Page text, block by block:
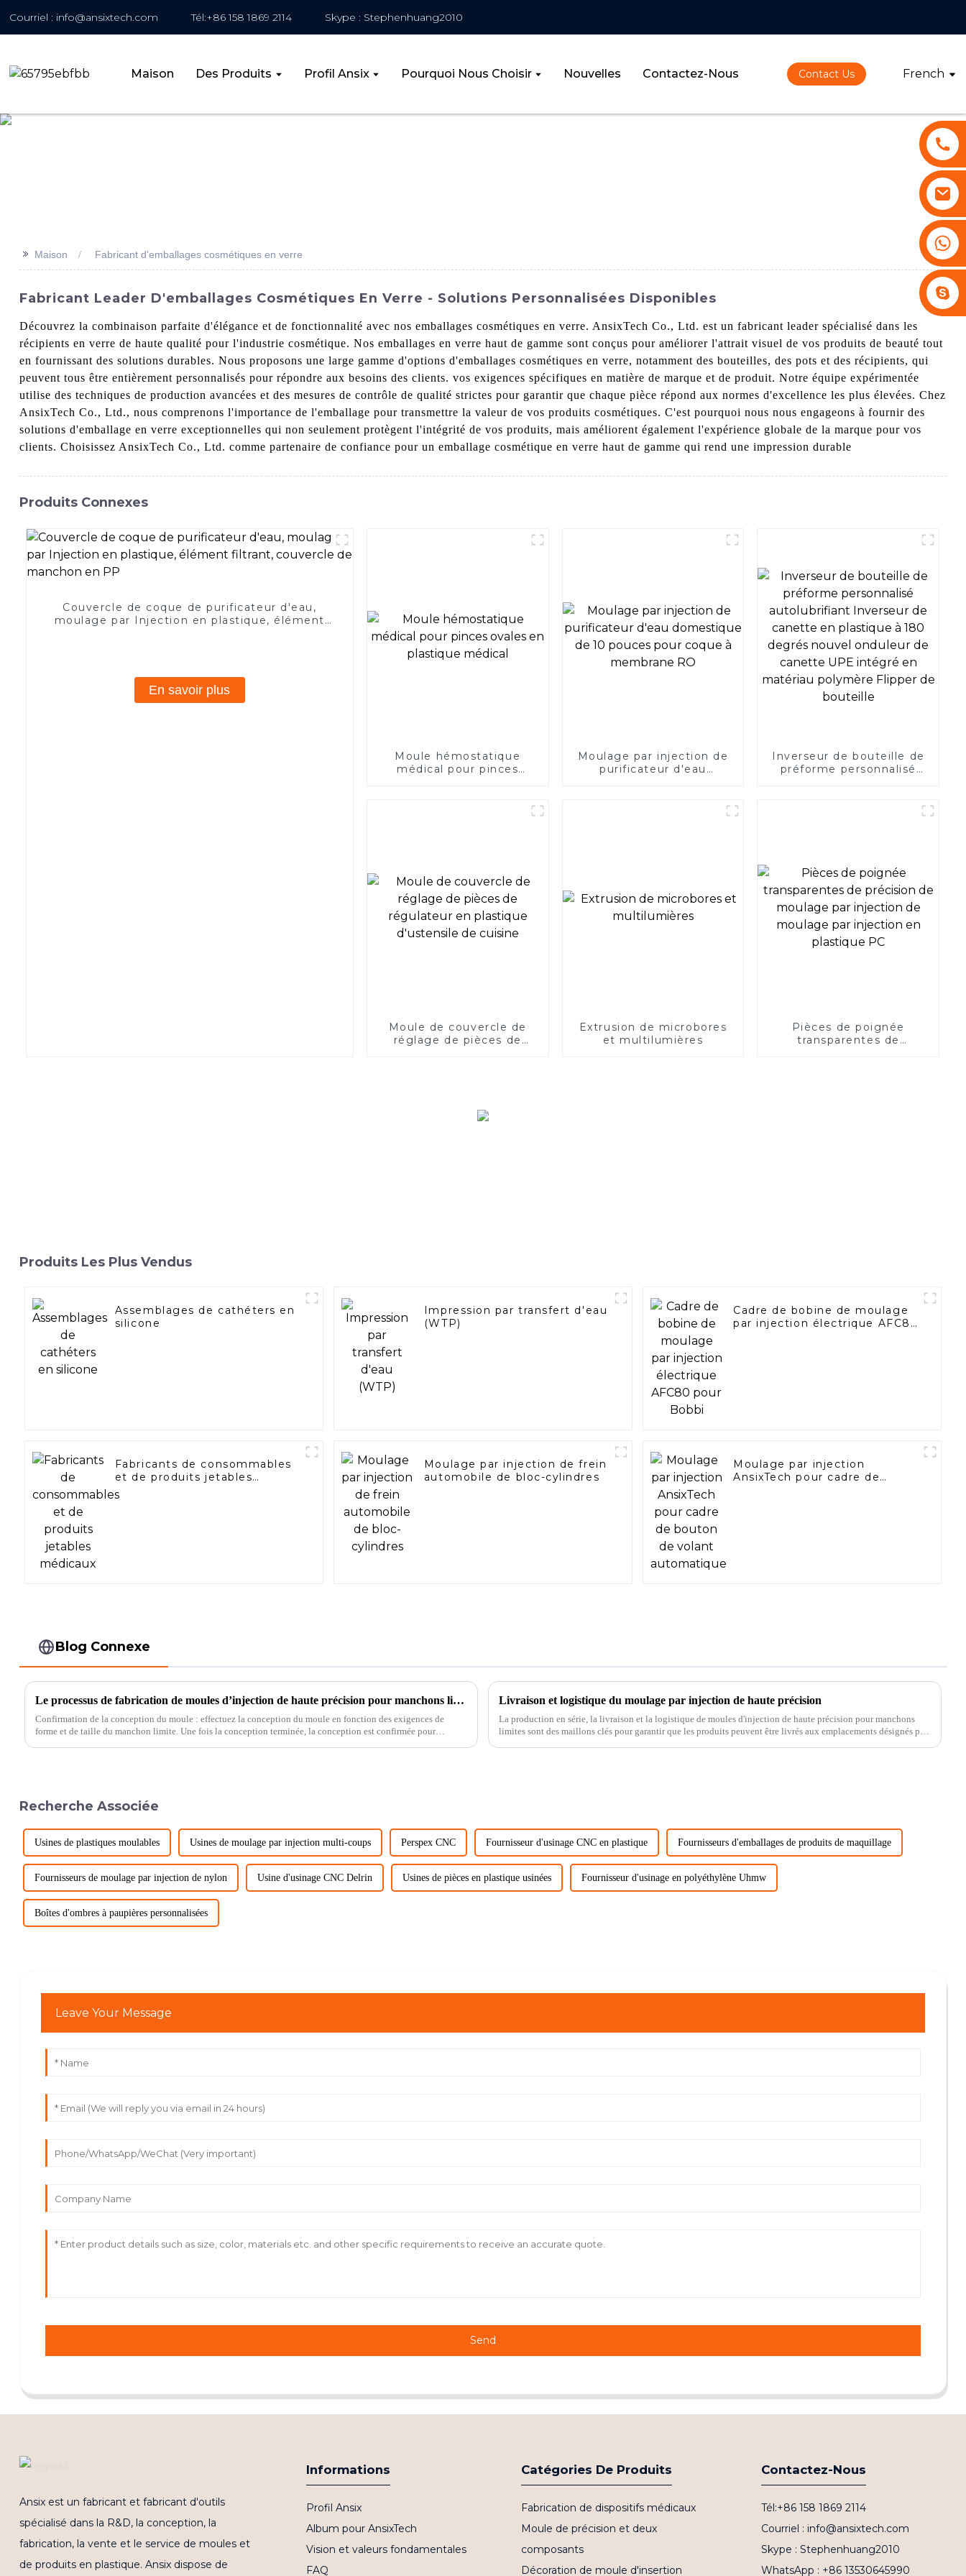
Courriel : info@ansixtech.com Tél:+86 158 1869 2114 Skype : Stephenhuang2010
Maison Des Produits Profil Ansix Pourquoi Nous Choisir Nouvelles Contactez-Nous Contact Us French
>> Maison Fabricant d'emballages cosmétiques en verre
Fabricant Leader D'emballages Cosmétiques En Verre - Solutions Personnalisées Disponibles
Découvrez la combinaison parfaite d'élégance et de fonctionnalité avec nos emballages cosmétiques en verre. AnsixTech Co., Ltd. est un fabricant leader spécialisé dans les
récipients en verre de haute qualité pour l'industrie cosmétique. Nos emballages en verre haut de gamme sont conçus pour améliorer l'attrait visuel de vos produits de beauté tout
en fournissant des solutions durables. Nous proposons une large gamme d'options d'emballages cosmétiques en verre, notamment des bouteilles, des pots et des récipients, qui
peuvent tous être entièrement personnalisés pour répondre aux besoins des clients. vos exigences spécifiques en matière de marque et de produit. Notre équipe expérimentée
utilise des techniques de production avancées et des mesures de contrôle de qualité strictes pour garantir que chaque pièce répond aux normes d'excellence les plus élevées. Chez
AnsixTech Co., Ltd., nous comprenons l'importance de l'emballage pour transmettre la valeur de vos produits cosmétiques. C'est pourquoi nous nous engageons à fournir des
solutions d'emballage en verre exceptionnelles qui non seulement protègent l'intégrité de vos produits, mais améliorent également l'expérience globale de la marque pour vos
clients. Choisissez AnsixTech Co., Ltd. comme partenaire de confiance pour un emballage cosmétique en verre haut de gamme qui rend une impression durable
Produits Connexes
Couvercle de coque de purificateur d'eau,
moulage par Injection en plastique, élément
En savoir plus
Moule hémostatique
médical pour pinces
Moulage par injection de
purificateur d'eau
Inverseur de bouteille de
préforme personnalisé
onduleur de canette UPE
Moule de couvercle de
réglage de pièces de
Extrusion de microbores
et multilumières
Pièces de poignée
transparentes de
Produits Les Plus Vendus
Assemblages de cathéters en
silicone
Impression par transfert d'eau
(WTP)
Cadre de bobine de moulage
par injection électrique AFC80
Fabricants de consommables
et de produits jetables
médicaux
Moulage par injection de frein
automobile de bloc-cylindres
Moulage par injection
AnsixTech pour cadre de
Blog Connexe
Le processus de fabrication de moules d’injection de haute précision pour manchons limites
Confirmation de la conception du moule : effectuez la conception du moule en fonction des exigences de
forme et de taille du manchon limite. Une fois la conception terminée, la conception est confirmée pour
Livraison et logistique du moulage par injection de haute précision
La production en série, la livraison et la logistique de moules d'injection de haute précision pour manchons
limites sont des maillons clés pour garantir que les produits peuvent être livrés aux emplacements désignés par
Recherche Associée
Usines de plastiques moulables Usines de moulage par injection multi-coups Perspex CNC Fournisseur d'usinage CNC en plastique Fournisseurs d'emballages de produits de maquillage
Fournisseurs de moulage par injection de nylon Usine d'usinage CNC Delrin Usines de pièces en plastique usinées Fournisseur d'usinage en polyéthylène Uhmw
Boîtes d'ombres à paupières personnalisées
Leave Your Message
Send
Ansix est un fabricant et fabricant d'outils
spécialisé dans la R&D, la conception, la
fabrication, la vente et le service de moules et
de produits en plastique. Ansix dispose de
Informations
Profil Ansix
Album pour AnsixTech
Vision et valeurs fondamentales
FAQ
Catégories De Produits
Fabrication de dispositifs médicaux
Moule de précision et deux
composants
Décoration de moule d'insertion
Contactez-Nous
Tél:+86 158 1869 2114
Courriel : info@ansixtech.com
Skype : Stephenhuang2010
WhatsApp : +86 13530645990